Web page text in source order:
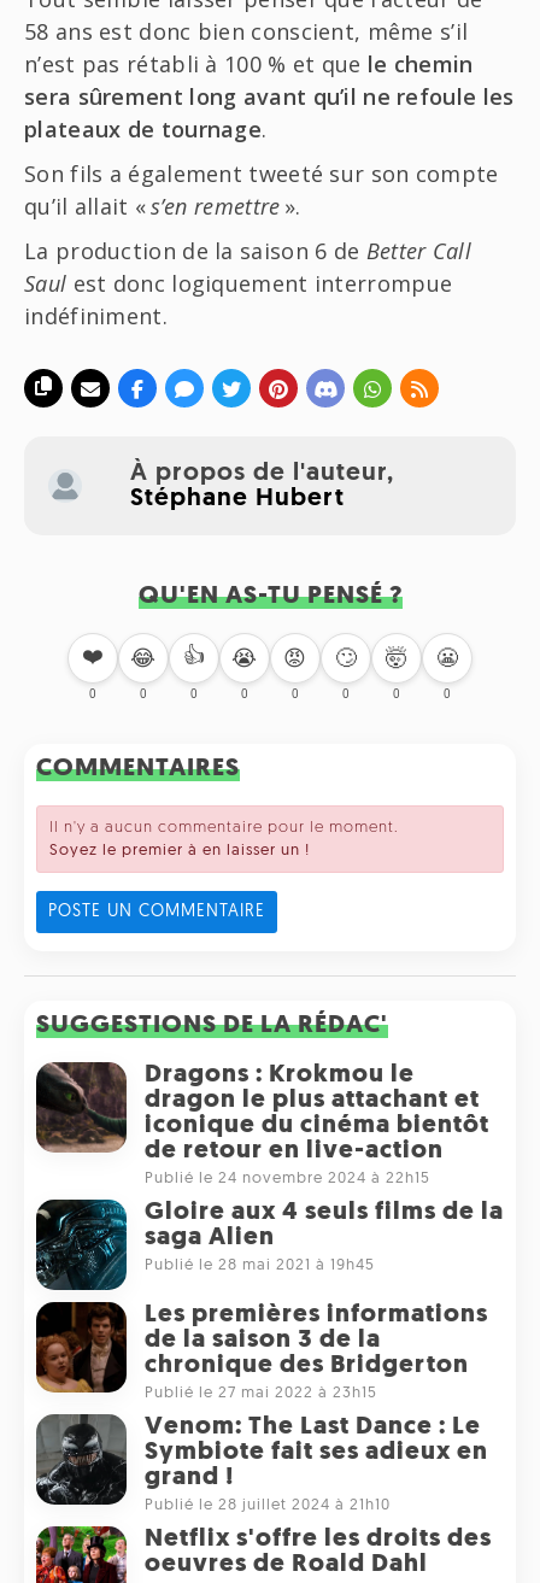
58 ans est donc bien conscient, même s’il
n’est pas rétabli à 100 % et que le chemin
sera sûrement long avant qu’il ne refoule les
plateaux de tournage.
Son fils a également tweeté sur son compte
qu’il allait «s’en remettre ».
La production de la saison 6 de Better Call
Saul est donc logiquement interrompue
indéfiniment.
À propos de l'auteur,
Stéphane Hubert
QU'EN AS-TU PENSÉ ?
❤️
0
😂
0
👍
0
😭
0
😡
0
🙄
0
🤯
0
😬
0
COMMENTAIRES
Il n'y a aucun commentaire pour le moment.
Soyez le premier à en laisser un !
POSTE UN COMMENTAIRE
SUGGESTIONS DE LA RÉDAC'
Dragons : Krokmou le
dragon le plus attachant et
iconique du cinéma bientôt
de retour en live-action
Publié le 24 novembre 2024 à 22h15
Gloire aux 4 seuls films de la
saga Alien
Publié le 28 mai 2021 à 19h45
Les premières informations
de la saison 3 de la
chronique des Bridgerton
Publié le 27 mai 2022 à 23h15
Venom: The Last Dance : Le
Symbiote fait ses adieux en
grand !
Publié le 28 juillet 2024 à 21h10
Netflix s'offre les droits des
oeuvres de Roald Dahl